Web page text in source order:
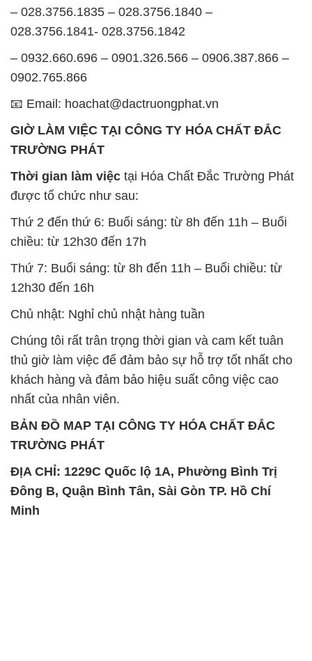
📧 Email: hoachat@dactruongphat.vn
TRƯỜNG PHÁT
được tổ chức như sau:
Thứ 2 đến thứ 6: Buổi sáng: từ 8h đến 11h – Buổi
chiều: từ 12h30 đến 17h
Thứ 7: Buổi sáng: từ 8h đến 11h – Buổi chiều: từ
12h30 đến 16h
Chủ nhật: Nghỉ chủ nhật hàng tuần
thủ giờ làm việc để đảm bảo sự hỗ trợ tốt nhất cho
khách hàng và đảm bảo hiệu suất công việc cao
nhất của nhân viên.
BẢN ĐỒ MAP TẠI CÔNG TY HÓA CHẤT ĐẮC
TRƯỜNG PHÁT
ĐỊA CHỈ: 1229C Quốc lộ 1A, Phường Bình Trị
Đông B, Quận Bình Tân, Sài Gòn TP. Hồ Chí
Minh